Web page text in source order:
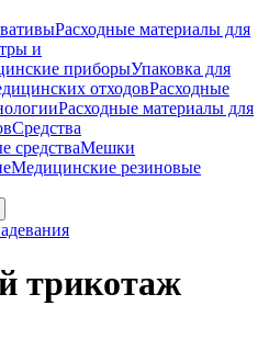
Расходные материалы для
и
приборыУпаковка для
отходовРасходные
Расходные материалы для
Средства
средстваМешки
Медицинские резиновые
трикотаж